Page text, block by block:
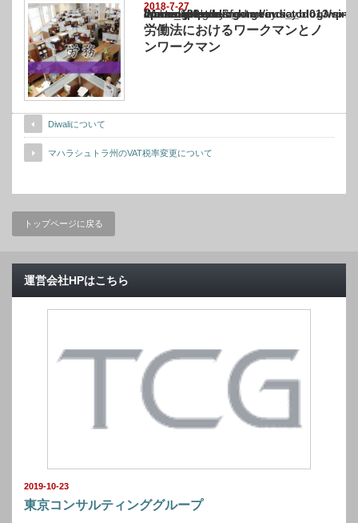
2018-7-27
Warning
: Undefined array key "show_category" in
/home/netst/kuno-cpa.co.jp/public_html/india_blog/wp-content/themes/
on line183
労働法におけるワークマンとノ
ンワークマン
Diwaliについて
マハラシュトラ州のVAT税率変更について
トップページに戻る
運営会社HPはこちら
2019-10-23
東京コンサルティンググループ